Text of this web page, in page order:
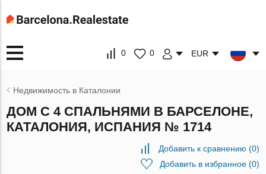
0 0 EUR
Недвижимость в Каталонии
ДОМ С 4 СПАЛЬНЯМИ В БАРСЕЛОНЕ,
КАТАЛОНИЯ, ИСПАНИЯ № 1714
Добавить к сравнению (0)
Добавить в избранное(0)